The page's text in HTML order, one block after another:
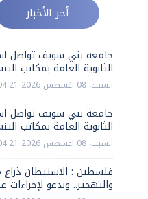
أخر الأخبار
جامعة بني سويف تواصل
الثانوية العامة بمكاتب
السبت، 08 اغسطس 2026 04:21 م
جامعة بني سويف تواصل
الثانوية العامة بمكاتب
السبت، 08 اغسطس 2026 04:21 م
فلسطين : الاستيطان
والتهجير.. وندعو لإجراءات